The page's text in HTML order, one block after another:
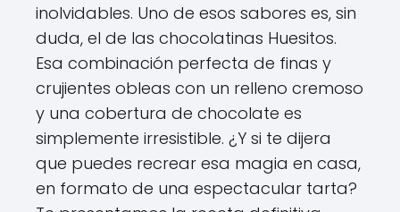
inolvidables. Uno de esos sabores es, sin
duda, el de las chocolatinas Huesitos.
Esa combinación perfecta de finas y
crujientes obleas con un relleno cremoso
y una cobertura de chocolate es
simplemente irresistible. ¿Y si te dijera
que puedes recrear esa magia en casa,
en formato de una espectacular tarta?